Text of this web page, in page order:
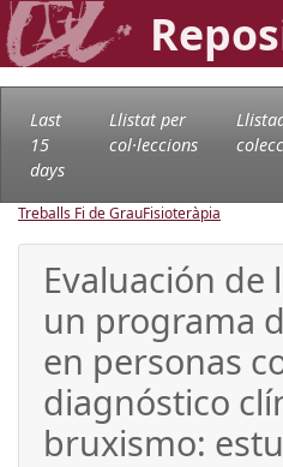
Last
15
days
Llistat per
col·leccions
Treballs Fi de GrauFisioteràpia
Evaluación de
un programa
en personas
diagnóstico
bruxismo: